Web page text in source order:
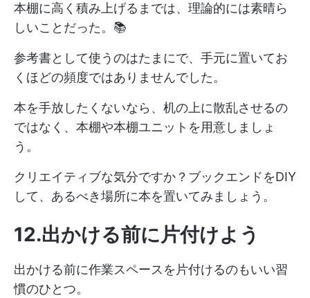
本棚に高く積み上げるまでは、理論的には素晴ら
しいことだった。📚
参考書として使うのはたまにで、手元に置いてお
くほどの頻度ではありませんでした。
本を手放したくないなら、机の上に散乱させるの
ではなく、本棚や本棚ユニットを用意しましょ
う。
クリエイティブな気分ですか？ブックエンドをDIY
して、あるべき場所に本を置いてみましょう。
12.出かける前に片付けよう
出かける前に作業スペースを片付けるのもいい習
慣のひとつ。